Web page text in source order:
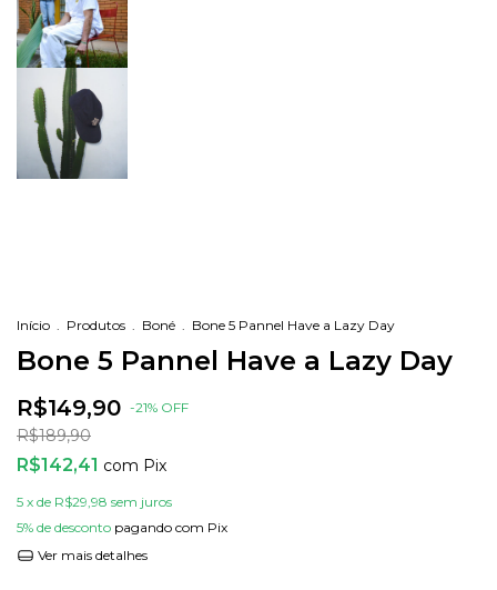
Início . Produtos . Boné . Bone 5 Pannel Have a Lazy Day
Bone 5 Pannel Have a Lazy Day
R$149,90 -21% OFF
R$189,90
R$142,41 com Pix
5 x de R$29,98 sem juros
5% de desconto pagando com Pix
Ver mais detalhes